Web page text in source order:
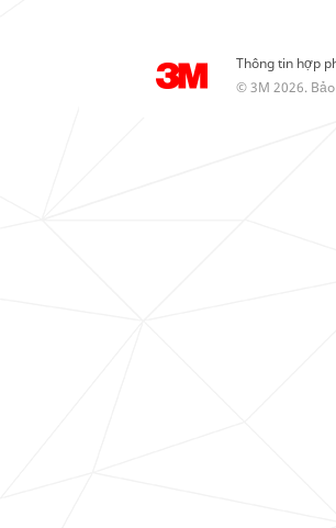
Thông tin hợp
© 3M 2026.